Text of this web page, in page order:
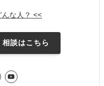
な人？ <<
談はこちら